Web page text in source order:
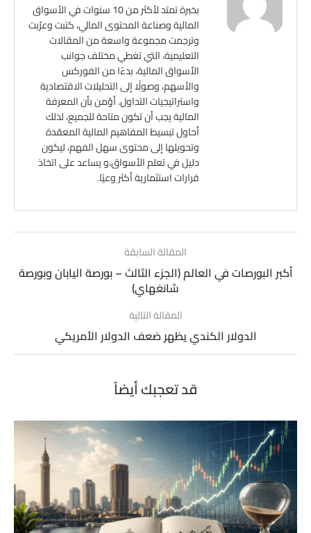
بخبرة تمتد لأكثر من 10 سنوات في الأسواق
المالية وصناعة المحتوى المالي، كتبت وعرّبت
وترجمت مجموعة واسعة من المقالات
التعليمية، التي تغطي مختلف جوانب
الأسواق المالية، بدءًا من الفوركس
والأسهم، وصولًا إلى التحليلات الاقتصادية
واستراتيجيات التداول. أؤمن بأن المعرفة
المالية يجب أن تكون متاحة للجميع، لذلك
أحاول تبسيط المفاهيم المالية المعقدة
وتحويلها إلى محتوى سهل الفهم، ليكون
دليل في تعلم الأسواق،و يساعد على اتخاذ
قرارات استثمارية أكثر وعيًا.
المقالة السابقة
أكبر البورصات في العالم (الجزء الثالث – بورصة اليابان وبورصة
شانغهاي)
المقالة التالية
الدولار الكندي يظهر ضعف الدولار الأمريكي
قد تعجبك أيضاً